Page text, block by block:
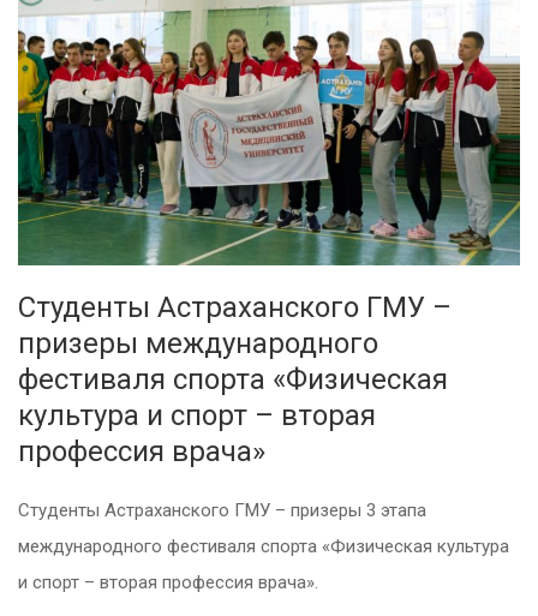
Студенты Астраханского ГМУ –
призеры международного
фестиваля спорта «Физическая
культура и спорт – вторая
профессия врача»
Студенты Астраханского ГМУ – призеры 3 этапа
международного фестиваля спорта «Физическая культура
и спорт – вторая профессия врача».